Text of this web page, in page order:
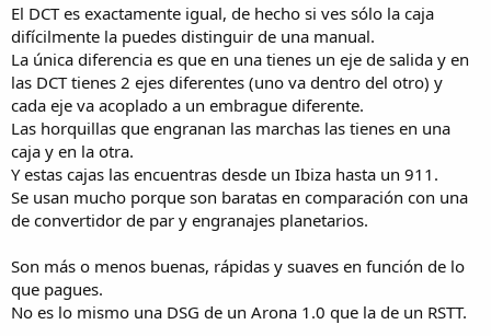
En el mundo automovilístico, ya la inmensa mayoría de modelos
montan estos cambios de doble embrague, salvo los híbridos de
Toyota y marcas con sistemas similares que montan los E-CVT, que
mucha gente los confunde con el CVT de los scooters, pero que no
tienen nada que ver y son mucho más fiables, ya que carecen de
poleas y de correas. Los de convertidor de par han quedado para,
generalmente, modelos de gama alta.
El DCT es exactamente igual, de hecho si ves sólo la caja
difícilmente la puedes distinguir de una manual.
La única diferencia es que en una tienes un eje de salida y en
las DCT tienes 2 ejes diferentes (uno va dentro del otro) y
cada eje va acoplado a un embrague diferente.
Las horquillas que engranan las marchas las tienes en una
caja y en la otra.
Y estas cajas las encuentras desde un Ibiza hasta un 911.
Se usan mucho porque son baratas en comparación con una
de convertidor de par y engranajes planetarios.
Son más o menos buenas, rápidas y suaves en función de lo
que pagues.
No es lo mismo una DSG de un Arona 1.0 que la de un RSTT.